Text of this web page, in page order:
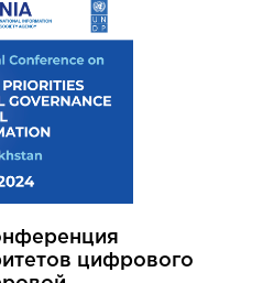
цифрового